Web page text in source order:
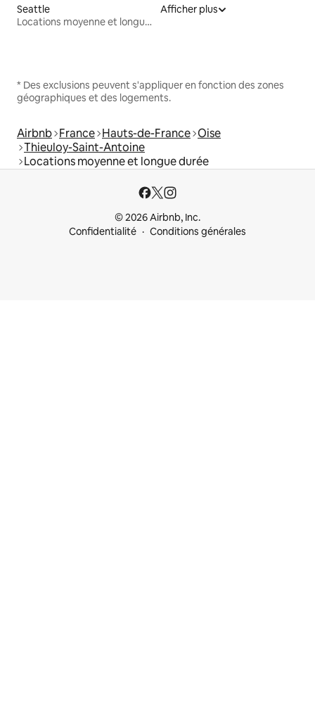
Seattle
Locations moyenne et longue durée
Afficher plus
* Des exclusions peuvent s'appliquer en fonction des zones
géographiques et des logements.
Airbnb France Hauts-de-France Oise
Thieuloy-Saint-Antoine
Locations moyenne et longue durée
© 2026 Airbnb, Inc.
Confidentialité
Conditions générales